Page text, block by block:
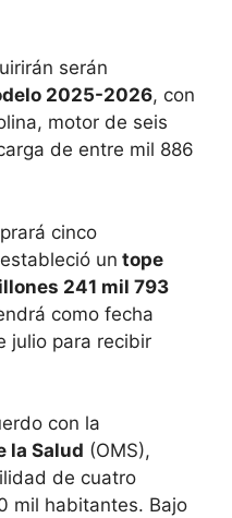
serán
2025-2026, con
motor de seis
de entre mil 886
cinco
un tope
241 mil 793
como fecha
julio para recibir
con la
la Salud (OMS),
de cuatro
mil habitantes. Bajo